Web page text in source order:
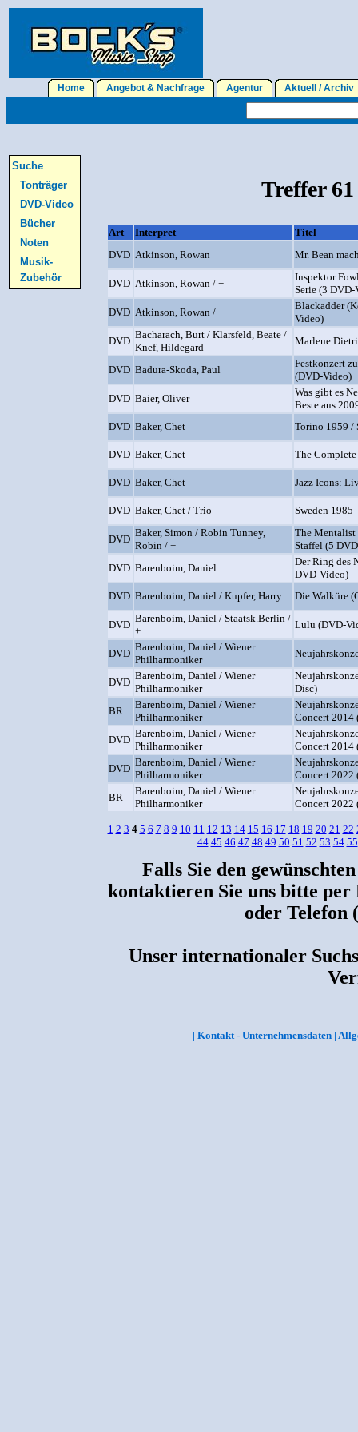
Home Angebot & Nachfrage Agentur Aktuell / Archiv
Suche
Tonträger
DVD-Video
Bücher
Noten
Musik-
Zubehör
Treffer
Art Interpret
Titel
DVD Atkinson, Rowan Mr. Bean
DVD Atkinson, Rowan / +
Inspektor
Serie (3 DVD-
DVD Atkinson, Rowan / +
Blackadder
Video)
DVD
Bacharach, Burt / Klarsfeld, Beate /
Knef, Hildegard
Marlene
DVD Badura-Skoda, Paul
Festkonzert
(DVD-Video)
DVD Baier, Oliver
Was gibt es
Beste aus
DVD Baker, Chet Torino 1959 /
DVD Baker, Chet The
DVD Baker, Chet Jazz Icons:
DVD Baker, Chet / Trio Sweden 1985
DVD
Baker, Simon / Robin Tunney,
Robin / +
The Mentalist
Staffel (5
DVD Barenboim, Daniel
Der Ring des
DVD-Video)
DVD Barenboim, Daniel / Kupfer, Harry Die Walküre
DVD
Barenboim, Daniel / Staatsk.Berlin /
+
Lulu (DVD-
DVD
Barenboim, Daniel / Wiener
Philharmoniker
DVD
Barenboim, Daniel / Wiener
Philharmoniker
Disc)
BR
Barenboim, Daniel / Wiener
Philharmoniker
Concert 2014
DVD
Barenboim, Daniel / Wiener
Philharmoniker
Concert 2014
DVD
Barenboim, Daniel / Wiener
Philharmoniker
Concert 2022
BR
Barenboim, Daniel / Wiener
Philharmoniker
Concert 2022
1 2 3 4 5 6 7 8 9 10 11 12 13 14 15 16 17 18 19 20 21 22
44 45 46 47 48 49 50 51 52 53 54 55
Falls Sie den
kontaktieren Sie uns bitte per
oder Telefon
Unser internationaler
| Kontakt - Unternehmensdaten|